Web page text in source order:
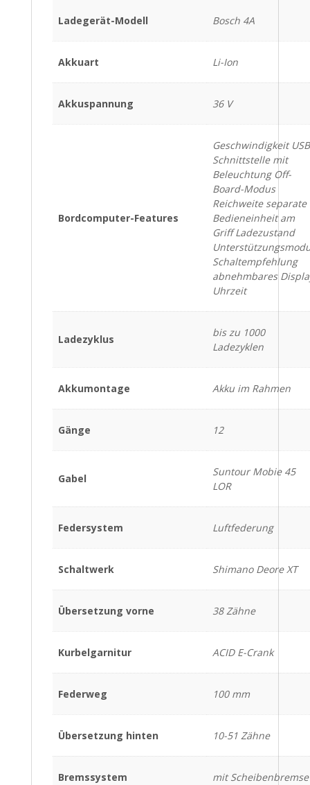
Ladegerät-Modell Bosch 4A
Akkuart Li-Ion
Akkuspannung 36 V
Bordcomputer-Features
Geschwindigkeit
Schnittstelle mit
Beleuchtung Oﬀ-
Board-Modus
Reichweite separate
Bedieneinheit am
Griff Ladezustand
Schaltempfehlung
abnehmbares
Uhrzeit
Ladezyklus
bis zu 1000
Ladezyklen
Akkumontage Akku im Rahmen
Gänge 12
Gabel
Suntour Mobie 45
LOR
Federsystem Luftfederung
Schaltwerk Shimano Deore XT
Übersetzung vorne 38 Zähne
Kurbelgarnitur ACID E-Crank
Federweg 100 mm
Übersetzung hinten 10-51 Zähne
Bremssystem mit Scheibenbremse